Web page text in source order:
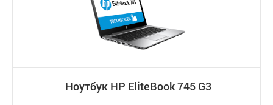
Ноутбук HP EliteBook 745 G3